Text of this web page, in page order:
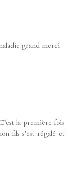
grand merci
la première fois
fils s’est régalé et